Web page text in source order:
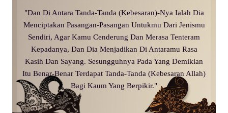
"Dan Di Antara Tanda-Tanda (Kebesaran)-Nya Ialah Dia
Menciptakan Pasangan-Pasangan Untukmu Dari Jenismu
Sendiri, Agar Kamu Cenderung Dan Merasa Tenteram
Kepadanya, Dan Dia Menjadikan Di Antaramu Rasa
Kasih Dan Sayang. Sesungguhnya Pada Yang Demikian
Itu Benar-Benar Terdapat Tanda-Tanda (Kebesaran Allah)
Bagi Kaum Yang Berpikir."